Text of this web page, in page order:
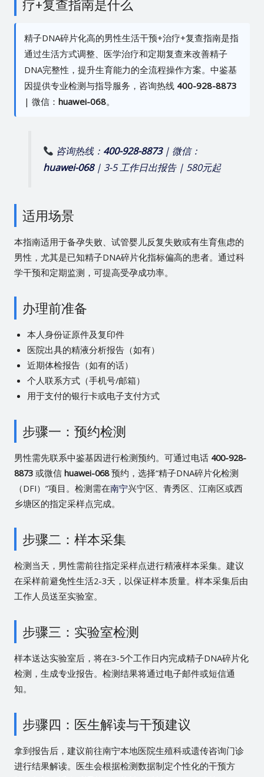
疗+复查指南是什么
精子DNA碎片化高的男性生活干预+治疗+复查指南是指
通过生活方式调整、医学治疗和定期复查来改善精子
DNA完整性，提升生育能力的全流程操作方案。中鉴基
因提供专业检测与指导服务，咨询热线 400-928-8873
| 微信： huawei-068。
咨询热线： 400-928-8873| 微信：
huawei-068| 3-5 工作日出报告 | 580元起
适用场景
本指南适用于备孕失败、试管婴儿反复失败或有生育焦虑的
男性，尤其是已知精子DNA碎片化指标偏高的患者。通过科
学干预和定期监测，可提高受孕成功率。
办理前准备
本人身份证原件及复印件
医院出具的精液分析报告（如有）
近期体检报告（如有的话）
个人联系方式（手机号/邮箱）
用于支付的银行卡或电子支付方式
步骤一：预约检测
男性需先联系中鉴基因进行检测预约。可通过电话 400-928-
8873或微信 huawei-068预约，选择“精子DNA碎片化检测
（DFI）”项目。检测需在南宁兴宁区、青秀区、江南区或西
乡塘区的指定采样点完成。
步骤二：样本采集
检测当天，男性需前往指定采样点进行精液样本采集。建议
在采样前避免性生活2-3天，以保证样本质量。样本采集后由
工作人员送至实验室。
步骤三：实验室检测
样本送达实验室后，将在3-5个工作日内完成精子DNA碎片化
检测，生成专业报告。检测结果将通过电子邮件或短信通
知。
步骤四：医生解读与干预建议
拿到报告后，建议前往南宁本地医院生殖科或遗传咨询门诊
进行结果解读。医生会根据检测数据制定个性化的干预方